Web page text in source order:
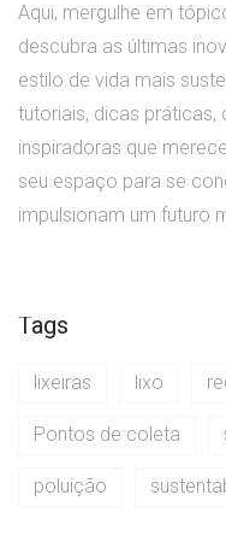
Aqui, mergulhe em
descubra as últimas
estilo de vida mais
tutoriais, dicas
inspiradoras que
seu espaço para se
impulsionam um futuro
Tags
lixeiras lixo
Pontos de coleta
poluição